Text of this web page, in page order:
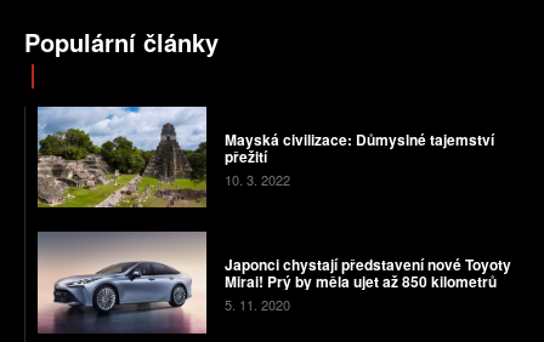
Populární články
Mayská civilizace: Důmyslné tajemství
přežití
10. 3. 2022
Japonci chystají představení nové Toyoty
Mirai! Prý by měla ujet až 850 kilometrů
5. 11. 2020